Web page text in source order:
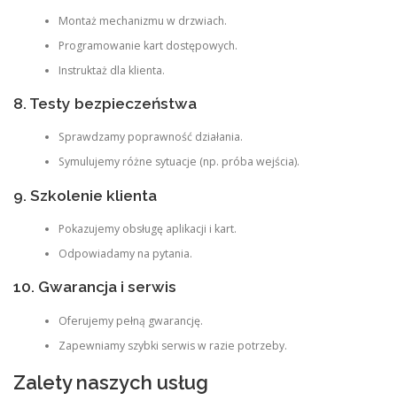
Montaż mechanizmu w drzwiach.
Programowanie kart dostępowych.
Instruktaż dla klienta.
8. Testy bezpieczeństwa
Sprawdzamy poprawność działania.
Symulujemy różne sytuacje (np. próba wejścia).
9. Szkolenie klienta
Pokazujemy obsługę aplikacji i kart.
Odpowiadamy na pytania.
10. Gwarancja i serwis
Oferujemy pełną gwarancję.
Zapewniamy szybki serwis w razie potrzeby.
Zalety naszych usług